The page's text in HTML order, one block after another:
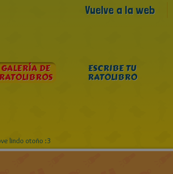
Vuelve a la web
GALERÍA DE ESCRIBE TU
RATOLIBRO
lindo otoño :3